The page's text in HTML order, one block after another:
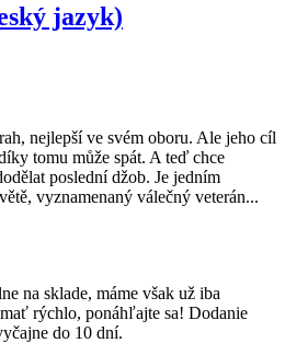
jazyk)
nejlepší ve svém oboru. Ale jeho cíl
tomu může spát. A teď chce
poslední džob. Je jedním
vyznamenaný válečný veterán...
na sklade, máme však už iba
rýchlo, ponáhľajte sa! Dodanie
do 10 dní.